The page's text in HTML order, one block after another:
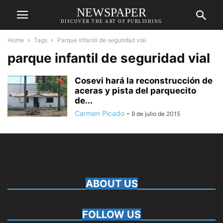
NEWSPAPER
DISCOVER THE ART OF PUBLISHING
Home Tags Parque infantil de seguridad vial
parque infantil de seguridad vial
Cosevi hará la reconstrucción de
aceras y pista del parquecito
de...
Carmen Picado - 9 de julio de 2015
ABOUT US
FOLLOW US